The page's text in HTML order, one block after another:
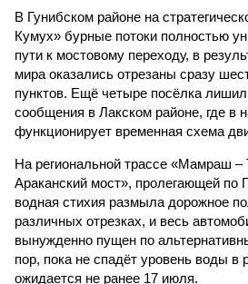
В Гунибском районе на
Кумух» бурные потоки полностью
пути к мостовому переходу, в
мира оказались отрезаны сразу
пунктов. Ещё четыре посёлка
сообщения в Лакском районе, где в
функционирует временная схема
На региональной трассе «Мамраш –
Араканский мост», пролегающей по
водная стихия размыла дорожное
различных отрезках, и весь
вынужденно пущен по
пор, пока не спадёт уровень воды в
ожидается не ранее 17 июля.